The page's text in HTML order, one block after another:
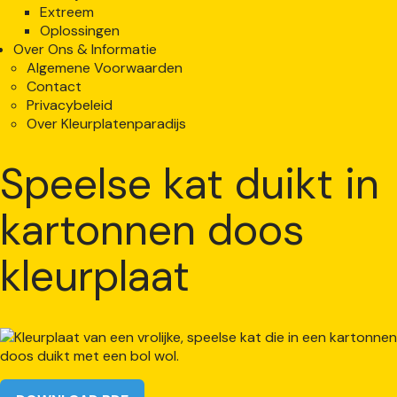
Extreem
Oplossingen
Over Ons & Informatie
Algemene Voorwaarden
Contact
Privacybeleid
Over Kleurplatenparadijs
Speelse kat duikt in
kartonnen doos
kleurplaat